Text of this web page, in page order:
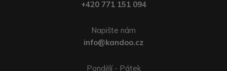
+420 771 151 094
Napište nám
info@kandoo.cz
Pondělí - Pátek